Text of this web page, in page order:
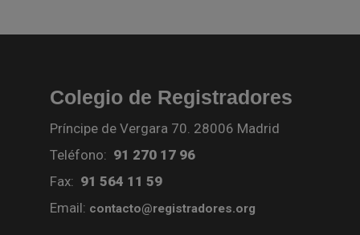
Colegio de Registradores
Príncipe de Vergara 70. 28006 Madrid
Teléfono: 91 270 17 96
Fax: 91 564 11 59
Email: contacto@registradores.org